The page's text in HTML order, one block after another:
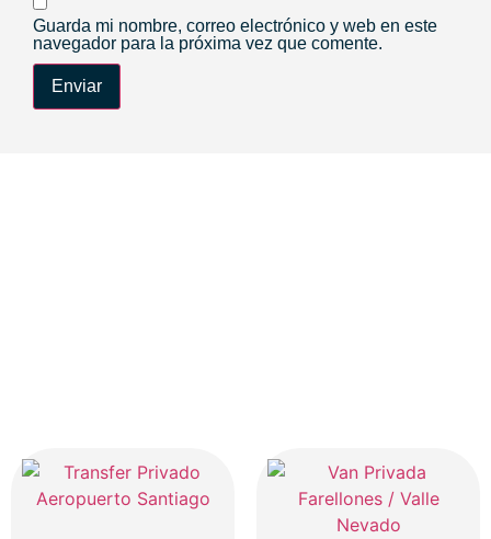
Guarda mi nombre, correo electrónico y web en este
navegador para la próxima vez que comente.